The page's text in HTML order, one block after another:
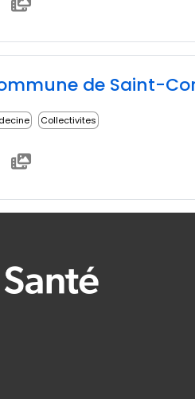
de Saint-
Collectivites